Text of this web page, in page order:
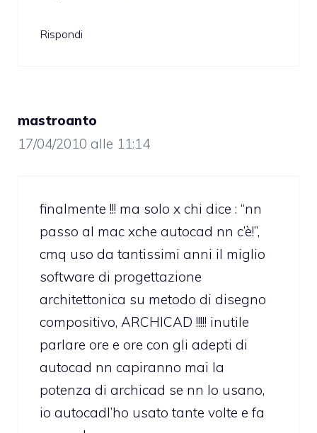
Rispondi
mastroanto
17/04/2010 alle 11:14
finalmente !!! ma solo x chi dice : “nn
passo al mac xche autocad nn c’è!”,
cmq uso da tantissimi anni il miglio
software di progettazione
architettonica su metodo di disegno
compositivo, ARCHICAD !!!!! inutile
parlare ore e ore con gli adepti di
autocad nn capiranno mai la
potenza di archicad se nn lo usano,
io autocadl’ho usato tante volte e fa